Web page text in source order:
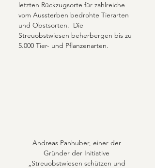
letzten Rückzugsorte für zahlreiche
vom Aussterben bedrohte Tierarten
und Obstsorten.  Die
Streuobstwiesen beherbergen bis zu
5.000 Tier- und Pflanzenarten.
Andreas Panhuber, einer der
Gründer der Initiative
„Streuobstwiesen schützen und